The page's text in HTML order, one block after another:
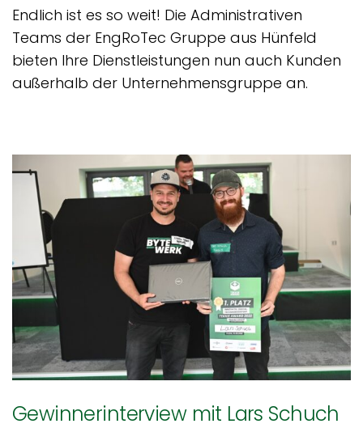
Endlich ist es so weit! Die Administrativen
Teams der EngRoTec Gruppe aus Hünfeld
bieten Ihre Dienstleistungen nun auch Kunden
außerhalb der Unternehmensgruppe an.
Gewinnerinterview mit Lars Schuch